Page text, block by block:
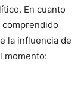
En cuanto
la influencia de
momento: